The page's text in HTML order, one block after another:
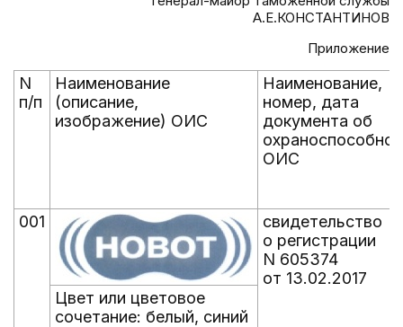
А.Е.КОНСТАНТИНОВ
Приложение
N
п/п
Наименование
(описание,
изображение) ОИС
Наименование,
номер, дата
документа об
ОИС
001
свидетельство
о регистрации
N 605374
от 13.02.2017
Цвет или цветовое
сочетание: белый, синий